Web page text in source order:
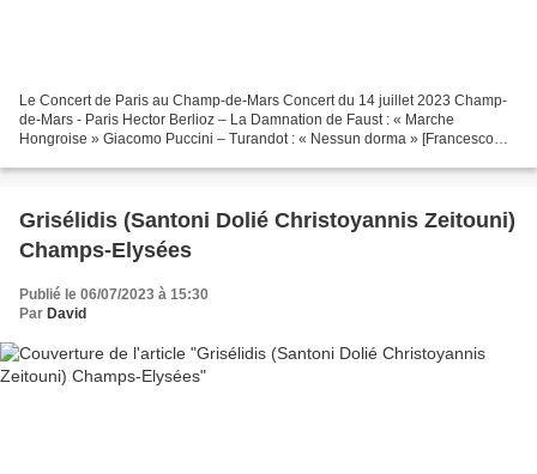
Le Concert de Paris au Champ-de-Mars Concert du 14 juillet 2023 Champ-
de-Mars - Paris Hector Berlioz – La Damnation de Faust : « Marche
Hongroise » Giacomo Puccini – Turandot : « Nessun dorma » [Francesco
Grisélidis (Santoni Dolié Christoyannis Zeitouni)
Champs-Elysées
Publié le 06/07/2023 à 15:30
Par David